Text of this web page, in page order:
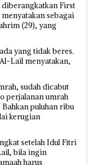
diberangkatkan First
sebagai
(29), yang
yang tidak beres.
Lail menyatakan,
sudah dicabut
perjalanan umrah
puluhan ribu
kerugian
setelah Idul Fitri
bila ingin
harus